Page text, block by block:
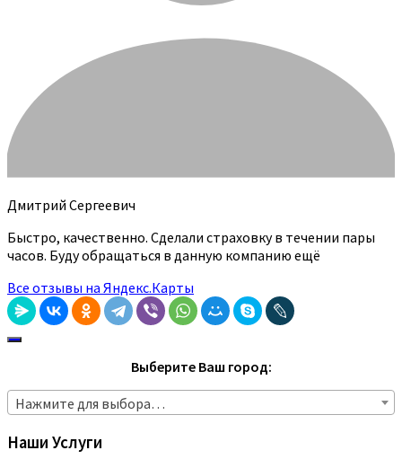
Дмитрий Сергеевич
Быстро, качественно. Сделали страховку в течении пары
часов. Буду обращаться в данную компанию ещё
Все отзывы на Яндекс.Карты
Выберите Ваш город:
Нажмите для выбора…
Наши Услуги